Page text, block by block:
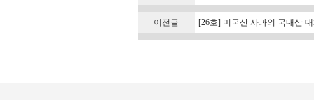
이전글 [26호] 미국산 사과의 국내산